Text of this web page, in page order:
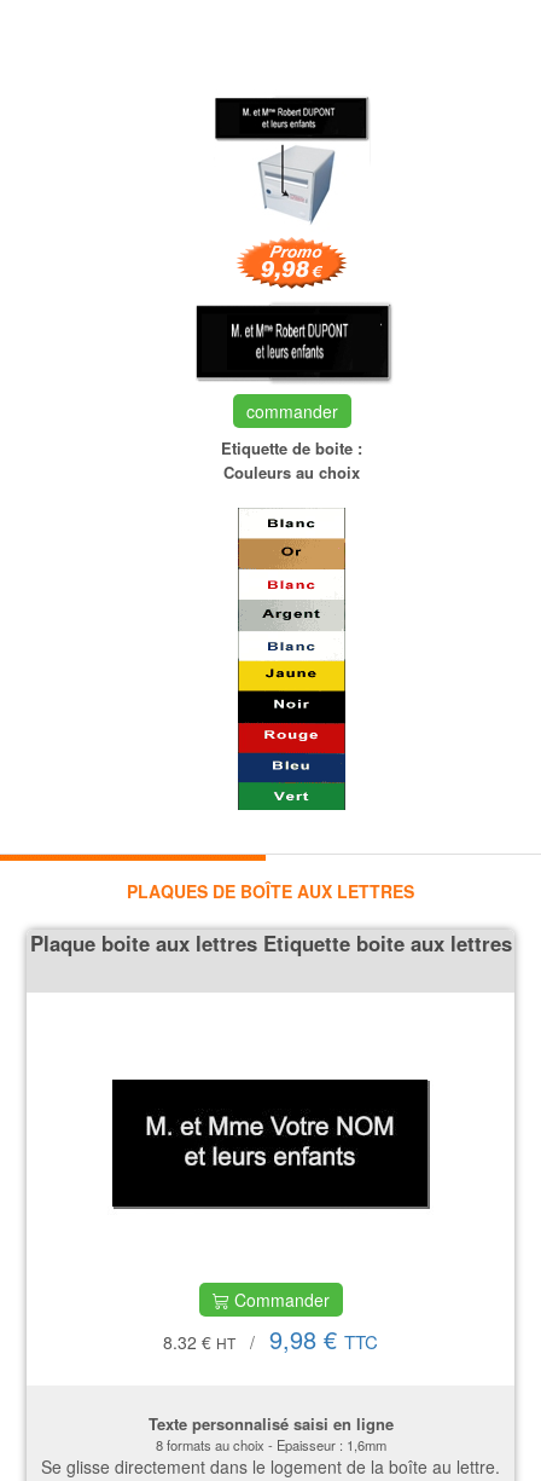
commander
Etiquette de boite :
Couleurs au choix
PLAQUES DE BOÎTE AUX LETTRES
Plaque boite aux lettres Etiquette boite aux lettres
Commander
8.32 € HT / 9,98 € TTC
Texte personnalisé saisi en ligne
8 formats au choix - Epaisseur : 1,6mm
Se glisse directement dans le logement de la boîte au lettre.